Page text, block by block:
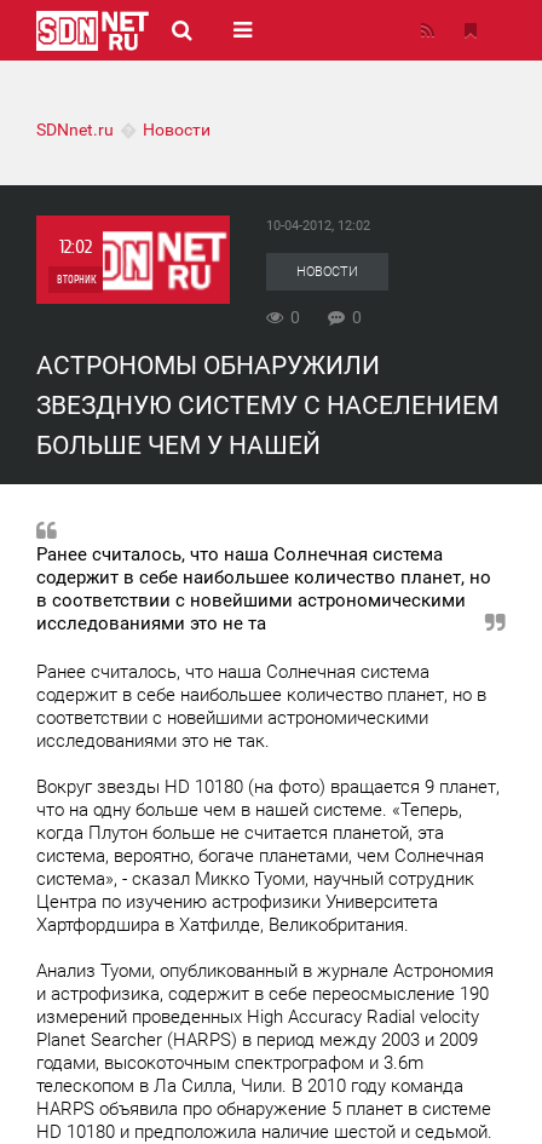
SDNnet.ru Новости
12:02
ВТОРНИК
10-04-2012, 12:02
НОВОСТИ
0 0
АСТРОНОМЫ ОБНАРУЖИЛИ
ЗВЕЗДНУЮ СИСТЕМУ С НАСЕЛЕНИЕМ
БОЛЬШЕ ЧЕМ У НАШЕЙ
Ранее считалось, что наша Солнечная система
содержит в себе наибольшее количество планет, но
в соответствии с новейшими астрономическими
исследованиями это не та
Ранее считалось, что наша Солнечная система
содержит в себе наибольшее количество планет, но в
соответствии с новейшими астрономическими
исследованиями это не так.
Вокруг звезды HD 10180 (на фото) вращается 9 планет,
что на одну больше чем в нашей системе. «Теперь,
когда Плутон больше не считается планетой, эта
система, вероятно, богаче планетами, чем Солнечная
система», - сказал Микко Туоми, научный сотрудник
Центра по изучению астрофизики Университета
Хартфордшира в Хатфилде, Великобритания.
Анализ Туоми, опубликованный в журнале Астрономия
и астрофизика, содержит в себе переосмысление 190
измерений проведенных High Accuracy Radial velocity
Planet Searcher (HARPS) в период между 2003 и 2009
годами, высокоточным спектрографом и 3.6m
телескопом в Ла Силла, Чили. В 2010 году команда
HARPS объявила про обнаружение 5 планет в системе
HD 10180 и предположила наличие шестой и седьмой.